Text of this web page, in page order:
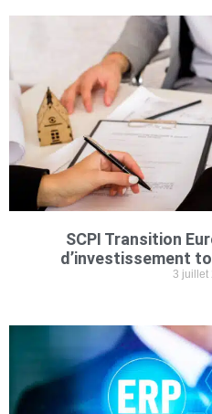
SCPI Transition
d’investissement
3 juillet